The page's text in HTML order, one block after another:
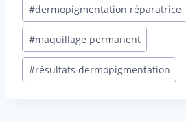
la
publication :
#dermopigmentation réparatrice
#maquillage permanent
#résultats dermopigmentation